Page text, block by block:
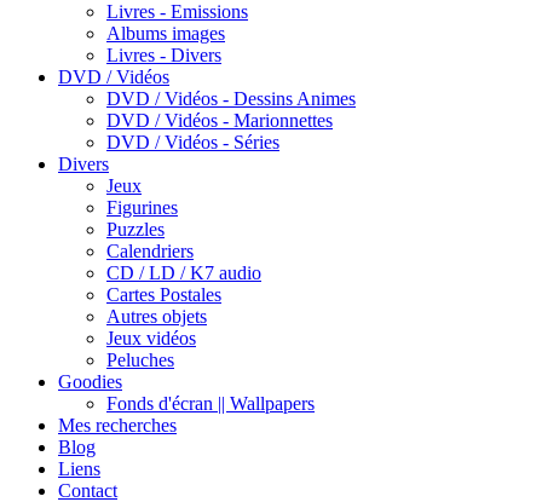
Livres - Emissions
Albums images
Livres - Divers
DVD / Vidéos
DVD / Vidéos - Dessins Animes
DVD / Vidéos - Marionnettes
DVD / Vidéos - Séries
Divers
Jeux
Figurines
Puzzles
Calendriers
CD / LD / K7 audio
Cartes Postales
Autres objets
Jeux vidéos
Peluches
Goodies
Fonds d'écran || Wallpapers
Mes recherches
Blog
Liens
Contact